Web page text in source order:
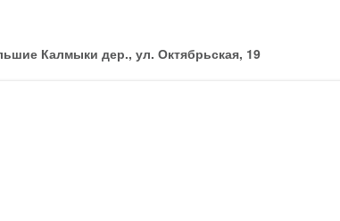
Калмыки дер., ул. Октябрьская, 19